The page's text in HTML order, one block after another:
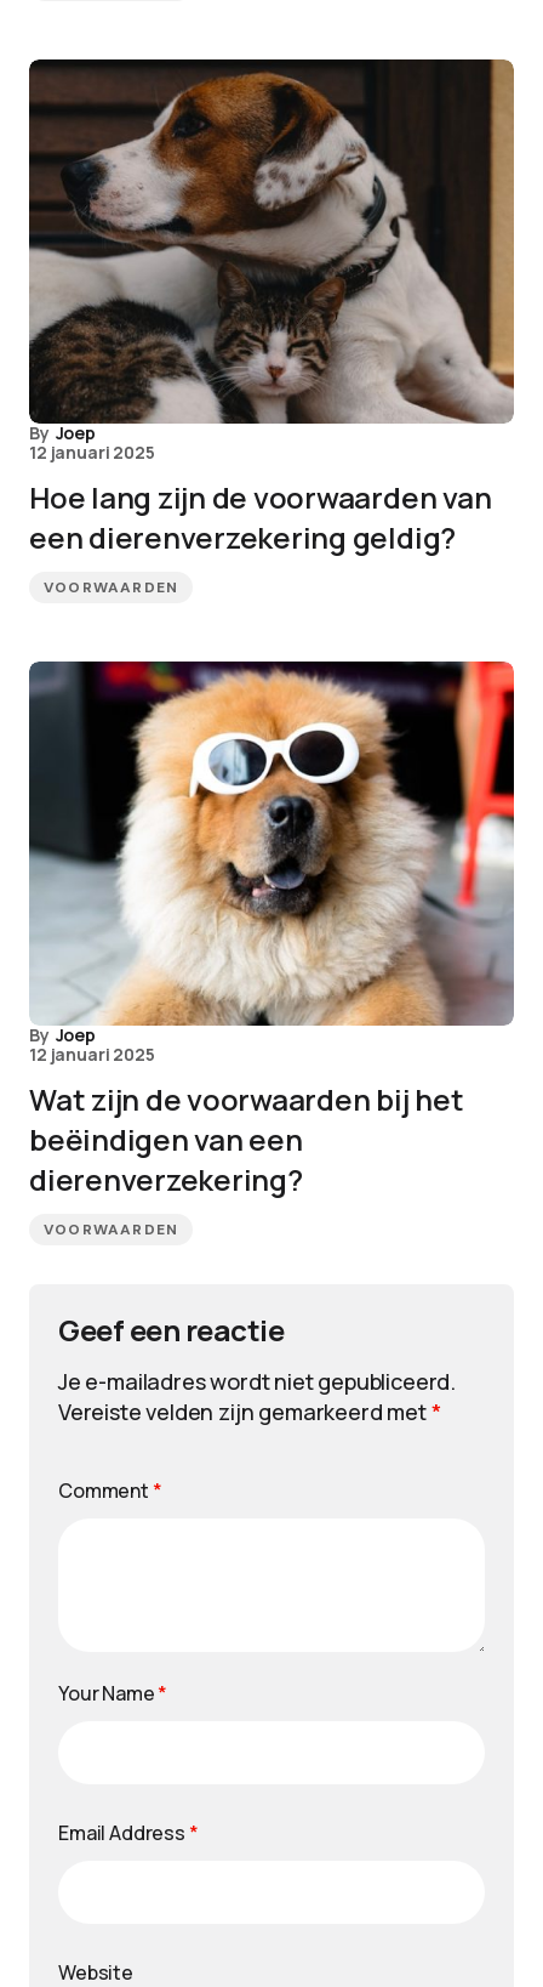
By Joep
12 januari 2025
Hoe lang zijn de voorwaarden van
een dierenverzekering geldig?
VOORWAARDEN
By Joep
12 januari 2025
Wat zijn de voorwaarden bij het
beëindigen van een
dierenverzekering?
VOORWAARDEN
Geef een reactie
Je e-mailadres wordt niet gepubliceerd.
Vereiste velden zijn gemarkeerd met*
Comment *
Your Name*
Email Address *
Website